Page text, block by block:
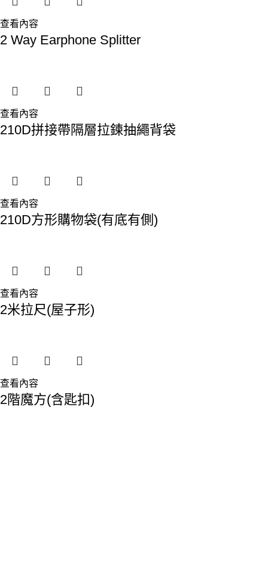
查看內容
2 Way Earphone Splitter
查看內容
210D拼接帶隔層拉鍊抽繩背袋
查看內容
210D方形購物袋(有底有側)
查看內容
2米拉尺(屋子形)
查看內容
2階魔方(含匙扣)